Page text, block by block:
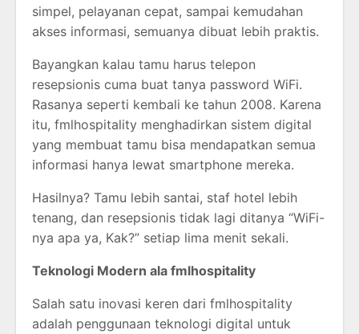
simpel, pelayanan cepat, sampai kemudahan
akses informasi, semuanya dibuat lebih praktis.
Bayangkan kalau tamu harus telepon
resepsionis cuma buat tanya password WiFi.
Rasanya seperti kembali ke tahun 2008. Karena
itu, fmlhospitality menghadirkan sistem digital
yang membuat tamu bisa mendapatkan semua
informasi hanya lewat smartphone mereka.
Hasilnya? Tamu lebih santai, staf hotel lebih
tenang, dan resepsionis tidak lagi ditanya “WiFi-
nya apa ya, Kak?” setiap lima menit sekali.
Teknologi Modern ala fmlhospitality
Salah satu inovasi keren dari fmlhospitality
adalah penggunaan teknologi digital untuk